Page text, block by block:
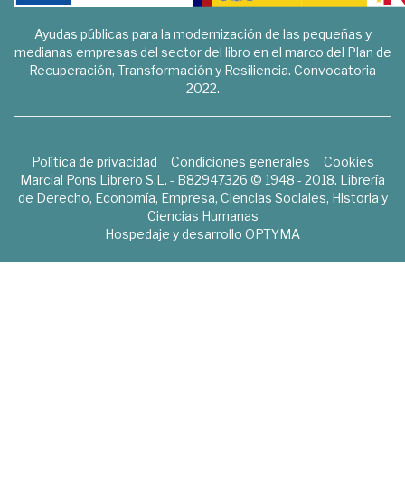
Ayudas públicas para la modernización de las pequeñas y
medianas empresas del sector del libro en el marco del Plan de
Recuperación, Transformación y Resiliencia. Convocatoria
2022.
Política de privacidad Condiciones generales
Cookies
Marcial Pons Librero S.L. - B82947326 © 1948 - 2018. Librería
de Derecho, Economía, Empresa, Ciencias Sociales, Historia y
Ciencias Humanas
Hospedaje y desarrollo OPTYMA